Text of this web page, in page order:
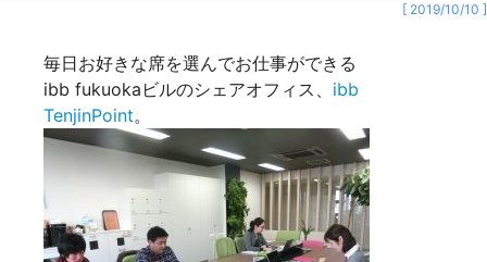
[ 2019/10/10 ]
毎日お好きな席を選んでお仕事ができる
ibb fukuokaビルのシェアオフィス、 ibb
TenjinPoint。